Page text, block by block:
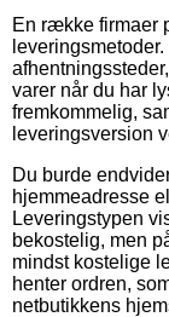
En række firmaer
varer når du har
fremkommelig,
leveringsversion
Du burde
hjemmeadresse
Leveringstypen
bekostelig, men
mindst kostelige
henter ordren,
netbutikkens